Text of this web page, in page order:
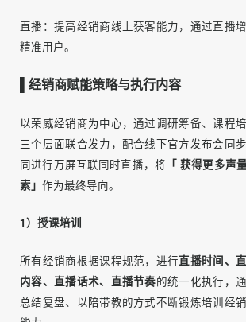
▌赋能目标
短视频：配合厂家爆款主推车型和热点
造经销商内容创意视频，形成品牌矩阵整
直播：提高经销商线上获客能力，通过
▌经销商赋能策略与执行内容